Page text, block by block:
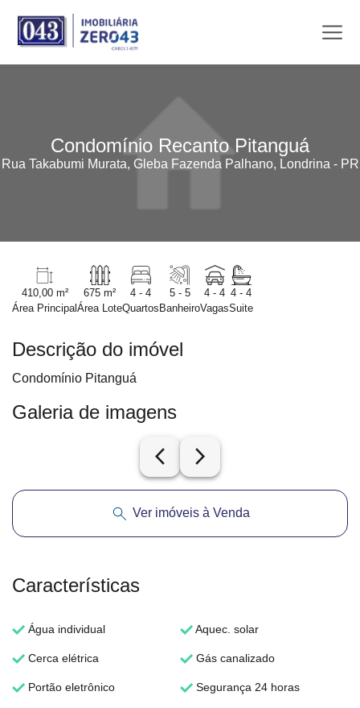
Condomínio Recanto Pitanguá
Rua Takabumi Murata, Gleba Fazenda Palhano, Londrina - PR
410,00 m²
Área Principal
675 m²
Área Lote
4 - 4
Quartos
5 - 5
Banheiro
4 - 4
Vagas
4 - 4
Suite
Descrição do imóvel
Condomínio Pitanguá
Galeria de imagens
arrow_back_ios_new arrow_forward_ios
Ver imóveis à Venda
Características
Água individual Aquec. solar
Cerca elétrica Gás canalizado
Portão eletrônico Segurança 24 horas